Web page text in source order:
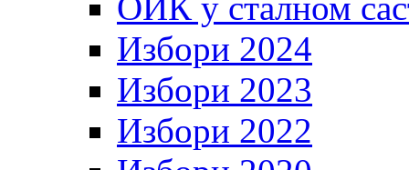
Избори 2024
Избори 2023
Избори 2022